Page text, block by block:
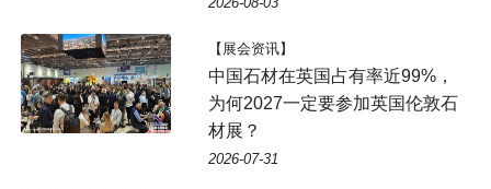
【展会资讯】
中国石材在英国占有率近99%，
为何2027一定要参加英国伦敦石
材展？
2026-07-31